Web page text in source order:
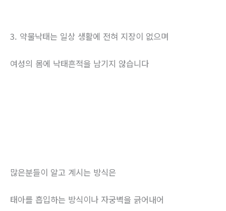
3. 약물낙태는 일상 생활에 전혀 지장이 없으며
여성의 몸에 낙태흔적을 남기지 않습니다
많은분들이 알고 계시는 방식은
태아를 흡입하는 방식이나 자궁벽을 긁어내어